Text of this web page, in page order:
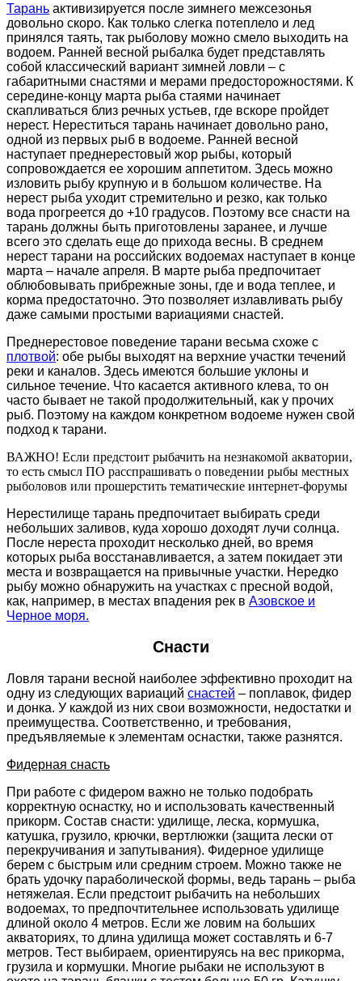
Тарань активизируется после зимнего межсезонья
довольно скоро. Как только слегка потеплело и лед
принялся таять, так рыболову можно смело выходить на
водоем. Ранней весной рыбалка будет представлять
собой классический вариант зимней ловли – с
габаритными снастями и мерами предосторожностями. К
середине-концу марта рыба стаями начинает
скапливаться близ речных устьев, где вскоре пройдет
нерест. Нереститься тарань начинает довольно рано,
одной из первых рыб в водоеме. Ранней весной
наступает преднерестовый жор рыбы, который
сопровождается ее хорошим аппетитом. Здесь можно
изловить рыбу крупную и в большом количестве. На
нерест рыба уходит стремительно и резко, как только
вода прогреется до +10 градусов. Поэтому все снасти на
тарань должны быть приготовлены заранее, и лучше
всего это сделать еще до прихода весны. В среднем
нерест тарани на российских водоемах наступает в конце
марта – начале апреля. В марте рыба предпочитает
облюбовывать прибрежные зоны, где и вода теплее, и
корма предостаточно. Это позволяет излавливать рыбу
даже самыми простыми вариациями снастей.
Преднерестовое поведение тарани весьма схоже с
плотвой: обе рыбы выходят на верхние участки течений
реки и каналов. Здесь имеются большие уклоны и
сильное течение. Что касается активного клева, то он
часто бывает не такой продолжительный, как у прочих
рыб. Поэтому на каждом конкретном водоеме нужен свой
подход к тарани.
ВАЖНО! Если предстоит рыбачить на незнакомой акватории,
то есть смысл ПО расспрашивать о поведении рыбы местных
рыболовов или прошерстить тематические интернет-форумы
Нерестилище тарань предпочитает выбирать среди
небольших заливов, куда хорошо доходят лучи солнца.
После нереста проходит несколько дней, во время
которых рыба восстанавливается, а затем покидает эти
места и возвращается на привычные участки. Нередко
рыбу можно обнаружить на участках с пресной водой,
как, например, в местах впадения рек в Азовское и
Черное моря.
Снасти
Ловля тарани весной наиболее эффективно проходит на
одну из следующих вариаций снастей – поплавок, фидер
и донка. У каждой из них свои возможности, недостатки и
преимущества. Соответственно, и требования,
предъявляемые к элементам оснастки, также разнятся.
Фидерная снасть
При работе с фидером важно не только подобрать
корректную оснастку, но и использовать качественный
прикорм. Состав снасти: удилище, леска, кормушка,
катушка, грузило, крючки, вертлюжки (защита лески от
перекручивания и запутывания). Фидерное удилище
берем с быстрым или средним строем. Можно также не
брать удочку параболической формы, ведь тарань – рыба
нетяжелая. Если предстоит рыбачить на небольших
водоемах, то предпочтительнее использовать удилище
длиной около 4 метров. Если же ловим на больших
акваториях, то длина удилища может составлять и 6-7
метров. Тест выбираем, ориентируясь на вес прикорма,
грузила и кормушки. Многие рыбаки не используют в